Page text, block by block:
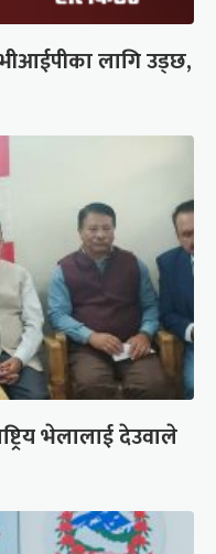
लागि उड्छ,
भेलालाई देउवाले